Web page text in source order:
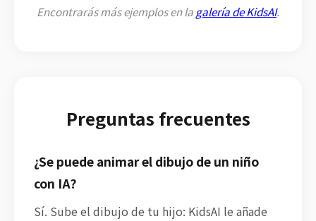
Encontrarás más ejemplos en lagalería de KidsAI.
Preguntas frecuentes
¿Se puede animar el dibujo de un niño
con IA?
Sí. Sube el dibujo de tu hijo: KidsAI le añade